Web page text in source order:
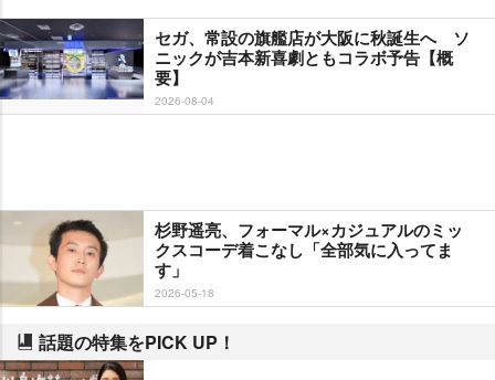
セガ、常設の旗艦店が大阪に秋誕生へ ソ
ニックが吉本新喜劇ともコラボ予告【概
要】
2026-08-04
杉野遥亮、フォーマル×カジュアルのミッ
クスコーデ着こなし「全部気に入ってま
す」
2026-05-18
話題の特集をPICK UP！